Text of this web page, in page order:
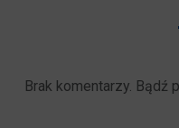
Brak komentarzy. Bądź